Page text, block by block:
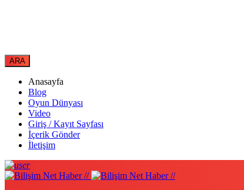
Anasayfa
Blog
Oyun Dünyası
Video
Giriş / Kayıt Sayfası
İçerik Gönder
İletişim